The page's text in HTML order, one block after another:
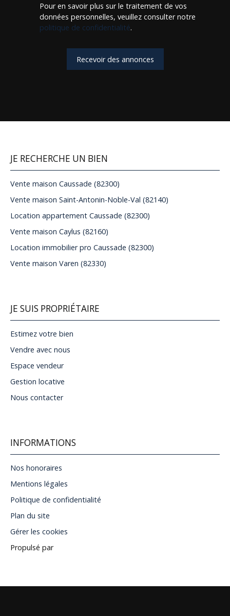
Pour en savoir plus sur le traitement de vos
données personnelles, veuillez consulter notre
politique de confidentialité.
Recevoir des annonces
JE RECHERCHE UN BIEN
Vente maison Caussade (82300)
Vente maison Saint-Antonin-Noble-Val (82140)
Location appartement Caussade (82300)
Vente maison Caylus (82160)
Location immobilier pro Caussade (82300)
Vente maison Varen (82330)
JE SUIS PROPRIÉTAIRE
Estimez votre bien
Vendre avec nous
Espace vendeur
Gestion locative
Nous contacter
INFORMATIONS
Nos honoraires
Mentions légales
Politique de confidentialité
Plan du site
Gérer les cookies
Propulsé par